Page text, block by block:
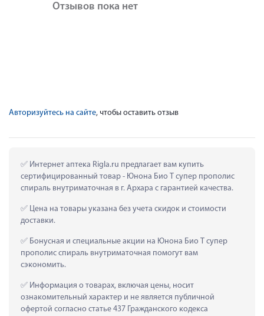
Отзывов пока нет
Авторизуйтесь на сайте, чтобы оставить отзыв
Интернет аптека Rigla.ru предлагает вам купить
сертифицированный товар - Юнона Био Т супер прополис
спираль внутриматочная в г. Архара с гарантией качества.
Цена на товары указана без учета скидок и стоимости
доставки.
Бонусная и специальные акции на Юнона Био Т супер
прополис спираль внутриматочная помогут вам
сэкономить.
Информация о товарах, включая цены, носит
ознакомительный характер и не является публичной
офертой согласно статье 437 Гражданского кодекса